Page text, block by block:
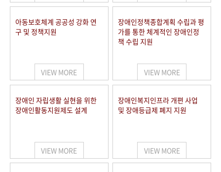
아동보호체계 공공성 강화 연
구 및 정책지원
VIEW MORE
장애인정책종합계획 수립과 평
가를 통한 체계적인 장애인정
책 수립 지원
VIEW MORE
장애인 자립생활 실현을 위한
장애인활동지원제도 설계
VIEW MORE
장애인복지인프라 개편 사업
및 장애등급제 폐지 지원
VIEW MORE